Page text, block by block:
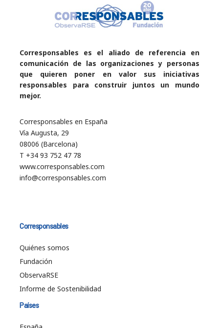
Corresponsables es el aliado de referencia en
comunicación de las organizaciones y personas
que quieren poner en valor sus iniciativas
responsables para construir juntos un mundo
mejor.
Corresponsables en España
Vía Augusta, 29
08006 (Barcelona)
T +34 93 752 47 78
www.corresponsables.com
info@corresponsables.com
Corresponsables
Quiénes somos
Fundación
ObservaRSE
Informe de Sostenibilidad
Países